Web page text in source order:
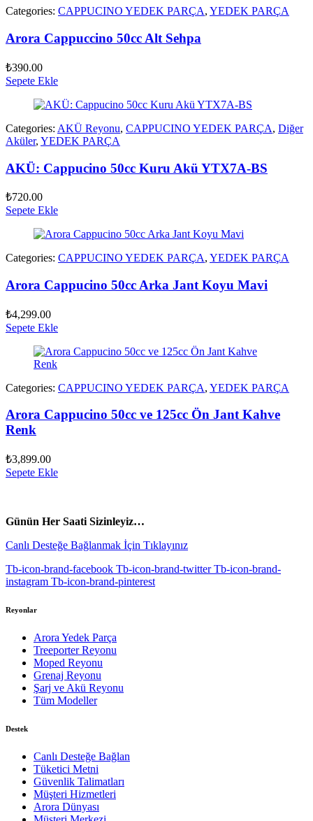
Categories: CAPPUCINO YEDEK PARÇA, YEDEK PARÇA
Arora Cappuccino 50cc Alt Sehpa
₺390.00
Sepete Ekle
Categories: AKÜ Reyonu, CAPPUCINO YEDEK PARÇA, Diğer
Aküler, YEDEK PARÇA
AKÜ: Cappucino 50cc Kuru Akü YTX7A-BS
₺720.00
Sepete Ekle
Categories: CAPPUCINO YEDEK PARÇA, YEDEK PARÇA
Arora Cappucino 50cc Arka Jant Koyu Mavi
₺4,299.00
Sepete Ekle
Categories: CAPPUCINO YEDEK PARÇA, YEDEK PARÇA
Arora Cappucino 50cc ve 125cc Ön Jant Kahve
Renk
₺3,899.00
Sepete Ekle
Günün Her Saati Sizinleyiz…
Canlı Desteğe Bağlanmak İçin Tıklayınız
Tb-icon-brand-facebook Tb-icon-brand-twitter Tb-icon-brand-
instagram Tb-icon-brand-pinterest
Reyonlar
Arora Yedek Parça
Treeporter Reyonu
Moped Reyonu
Grenaj Reyonu
Şarj ve Akü Reyonu
Tüm Modeller
Destek
Canlı Desteğe Bağlan
Tüketici Metni
Güvenlik Talimatları
Müşteri Hizmetleri
Arora Dünyası